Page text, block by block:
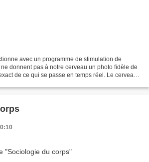
avec un programme de stimulation de
donnent pas à notre cerveau un photo fidèle de
de ce qui se passe en temps réel. Le cerveau